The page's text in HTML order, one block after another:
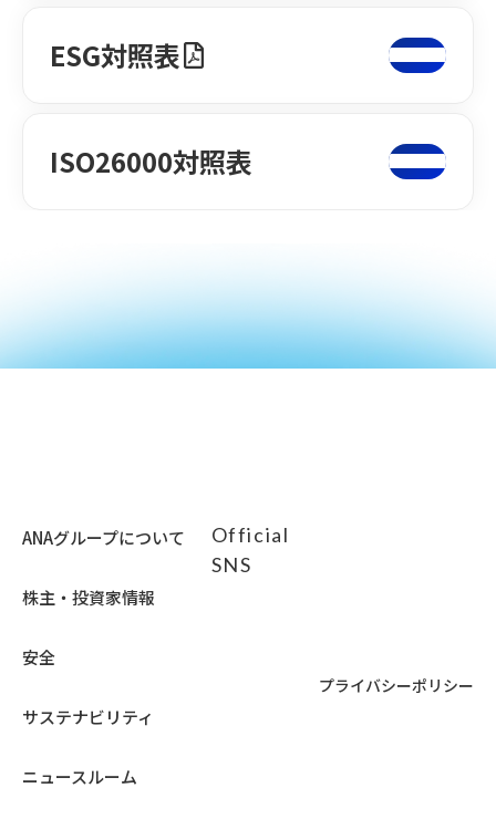
ESG対照表
ISO26000対照表
ANAグループについて
株主・投資家情報
安全
サステナビリティ
ニュースルーム
Official
SNS
プライバシーポリシー